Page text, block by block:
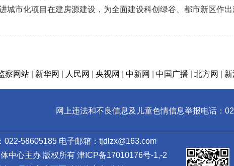
城市化项目在建房源建设，为全面建设科创绿谷、都市新区作出
察网站 新华网 人民网 央视网 中新网 中国广播 北方网 新
网上违法和不良信息及儿童色情信息举报电话：
022-58605185 电子邮箱：tjdlzx@163.com
中心主办 版权所有 津ICP备17010176号-1,-2